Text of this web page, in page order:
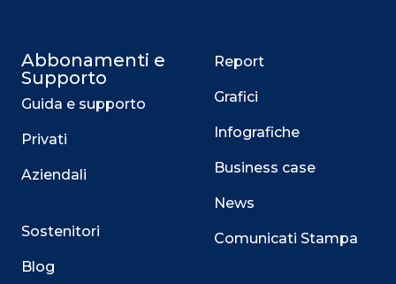
Abbonamenti e
Supporto
Guida e supporto
Privati
Aziendali
Sostenitori
Blog
Report
Grafici
Infografiche
Business case
News
Comunicati Stampa